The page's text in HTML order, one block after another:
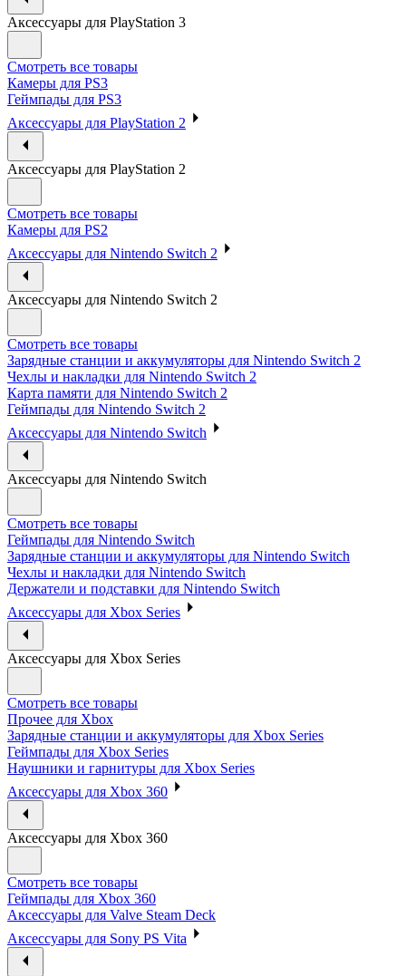
Аксессуары для PlayStation 3
Смотреть все товары
Камеры для PS3
Геймпады для PS3
Аксессуары для PlayStation 2
Аксессуары для PlayStation 2
Смотреть все товары
Камеры для PS2
Аксессуары для Nintendo Switch 2
Аксессуары для Nintendo Switch 2
Смотреть все товары
Зарядные станции и аккумуляторы для Nintendo Switch 2
Чехлы и накладки для Nintendo Switch 2
Карта памяти для Nintendo Switch 2
Геймпады для Nintendo Switch 2
Аксессуары для Nintendo Switch
Аксессуары для Nintendo Switch
Смотреть все товары
Геймпады для Nintendo Switch
Зарядные станции и аккумуляторы для Nintendo Switch
Чехлы и накладки для Nintendo Switch
Держатели и подставки для Nintendo Switch
Аксессуары для Xbox Series
Аксессуары для Xbox Series
Смотреть все товары
Прочее для Xbox
Зарядные станции и аккумуляторы для Xbox Series
Геймпады для Xbox Series
Наушники и гарнитуры для Xbox Series
Аксессуары для Xbox 360
Аксессуары для Xbox 360
Смотреть все товары
Геймпады для Xbox 360
Аксессуары для Valve Steam Deck
Аксессуары для Sony PS Vita